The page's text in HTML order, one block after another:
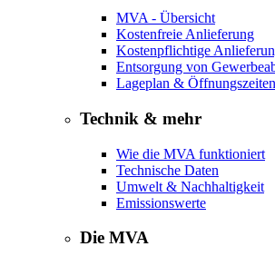
MVA - Übersicht
Kostenfreie Anlieferung
Kostenpflichtige
Entsorgung von
Lageplan & Öffnungszeiten
Technik & mehr
Wie die MVA funktioniert
Technische Daten
Umwelt & Nachhaltigkeit
Emissionswerte
Die MVA